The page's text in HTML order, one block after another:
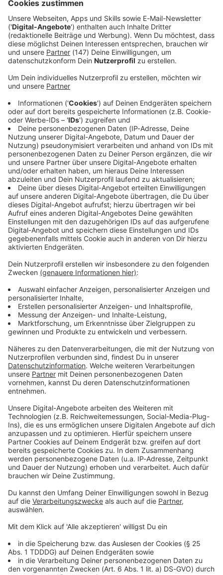
Immer auf dem Laufenden
bleiben!
Verpass' nichts mehr - mit unserem kostenlosen
ANTENNE BAYERN Newsletter. Ob Nachrichten,
Lifestyle oder unsere neuesten Aktionen - wir
informieren dich.
Zum Newsletter anmelden
Du möchtest uns etwas sagen?
Kontaktformular
Sprachnachricht
© dpa-infocom, dpa:251126-930-341987/1
DAS KÖNNTE DICH AUCH INTERESSIEREN
Bayern